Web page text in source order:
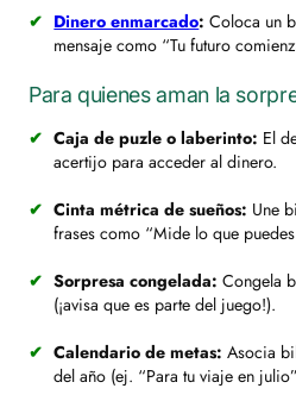
Dinero enmarcado: Coloca un
mensaje como “Tu futuro
Para quienes aman la
Caja de puzle o laberinto: El
acertijo para acceder al dinero.
Cinta métrica de sueños: Une
frases como “Mide lo que
Sorpresa congelada: Congela
(¡avisa que es parte del juego!).
Calendario de metas: Asocia
del año (ej. “Para tu viaje en